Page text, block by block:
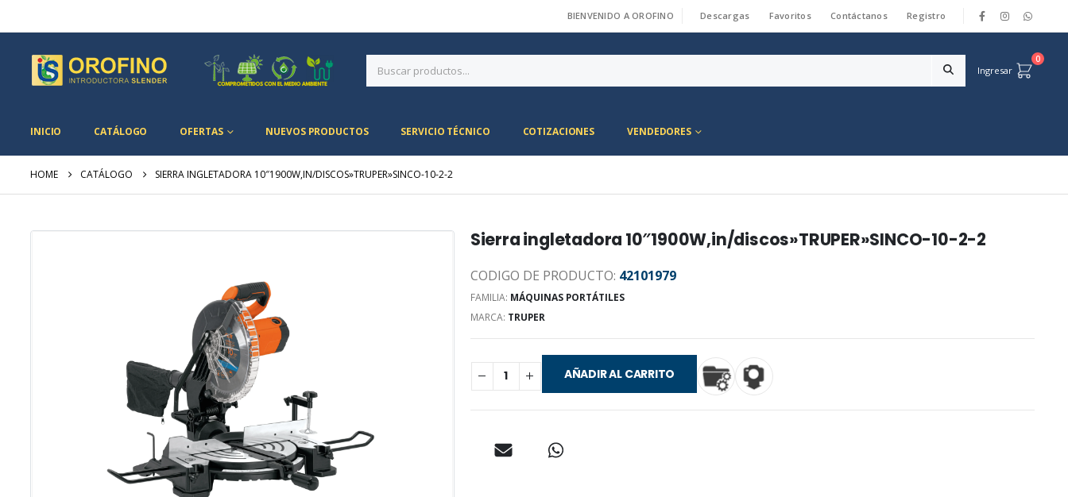
BIENVENIDO A OROFINO Descargas Favoritos Contáctanos Registro
Ingresar
0
INICIO CATÁLOGO OFERTAS NUEVOS PRODUCTOS SERVICIO TÉCNICO COTIZACIONES VENDEDORES
HOME CATÁLOGO SIERRA INGLETADORA 10″1900W,IN/DISCOS»TRUPER»SINCO-10-2-2
Sierra ingletadora 10″1900W,in/discos»TRUPER»SINCO-10-2-2
CODIGO DE PRODUCTO: 42101979
FAMILIA: MÁQUINAS PORTÁTILES
MARCA: TRUPER
AÑADIR AL CARRITO